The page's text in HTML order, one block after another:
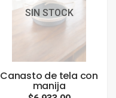
SIN STOCK
Canasto de tela con
manija